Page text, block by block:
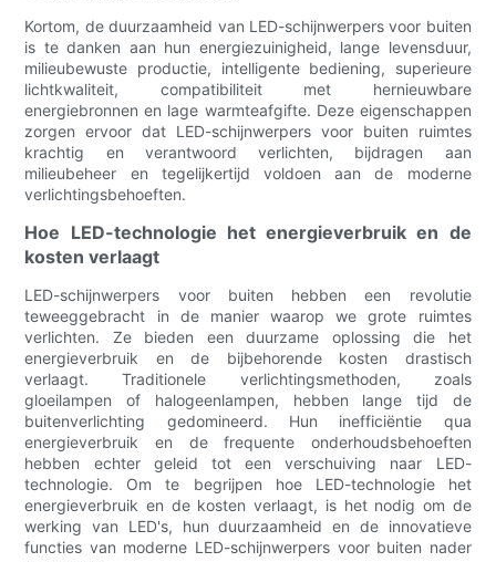
Kortom, de duurzaamheid van LED-schijnwerpers voor buiten
is te danken aan hun energiezuinigheid, lange levensduur,
milieubewuste productie, intelligente bediening, superieure
lichtkwaliteit, compatibiliteit met hernieuwbare
energiebronnen en lage warmteafgifte. Deze eigenschappen
zorgen ervoor dat LED-schijnwerpers voor buiten ruimtes
krachtig en verantwoord verlichten, bijdragen aan
milieubeheer en tegelijkertijd voldoen aan de moderne
verlichtingsbehoeften.
Hoe LED-technologie het energieverbruik en de
kosten verlaagt
LED-schijnwerpers voor buiten hebben een revolutie
teweeggebracht in de manier waarop we grote ruimtes
verlichten. Ze bieden een duurzame oplossing die het
energieverbruik en de bijbehorende kosten drastisch
verlaagt. Traditionele verlichtingsmethoden, zoals
gloeilampen of halogeenlampen, hebben lange tijd de
buitenverlichting gedomineerd. Hun inefficiëntie qua
energieverbruik en de frequente onderhoudsbehoeften
hebben echter geleid tot een verschuiving naar LED-
technologie. Om te begrijpen hoe LED-technologie het
energieverbruik en de kosten verlaagt, is het nodig om de
werking van LED's, hun duurzaamheid en de innovatieve
functies van moderne LED-schijnwerpers voor buiten nader